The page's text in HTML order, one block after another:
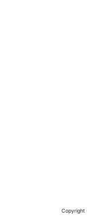
Copyright